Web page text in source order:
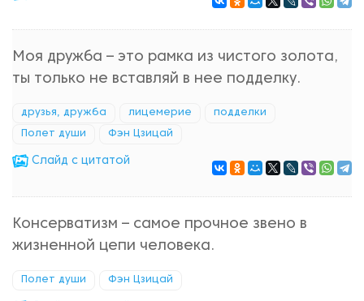
Моя дружба – это рамка из чистого золота,
ты только не вставляй в нее подделку.
друзья, дружба лицемерие подделки
Полет души Фэн Цзицай
Cлайд с цитатой
Консерватизм – самое прочное звено в
жизненной цепи человека.
Полет души Фэн Цзицай